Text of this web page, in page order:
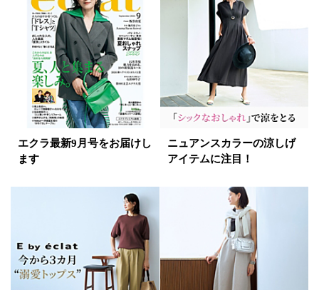
パープル グリーン ブルー
ゴールド シルバー マルチ
エクラ最新9月号をお届けし
ます
ニュアンスカラーの涼しげ
アイテムに注目！